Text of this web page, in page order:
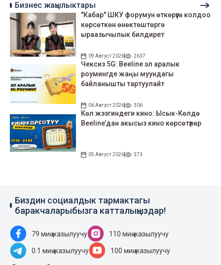
Бизнес жаңылыктары
"Кабар" ШКУ форумун өткөрүүгө колдоо
көрсөткөн өнөктөштөргө
ыраазычылык билдирет
09 Август 2026 2637
Чексиз 5G: Beeline эл аралык
роумингде жаңы муундагы
байланышты тартуулайт
06 Август 2026 306
Көл жээгиндеги кино: Ысык-Көлдө
Beeline’дан акысыз кино көрсөтүлөр
05 Август 2026 373
Биздин социалдык тармактагы
баракчаларыбызга катталыңыздар!
79 миң жазылуучу 110 миң жазылуучу
0.1 миң жазылуучу 100 миң жазылуучу